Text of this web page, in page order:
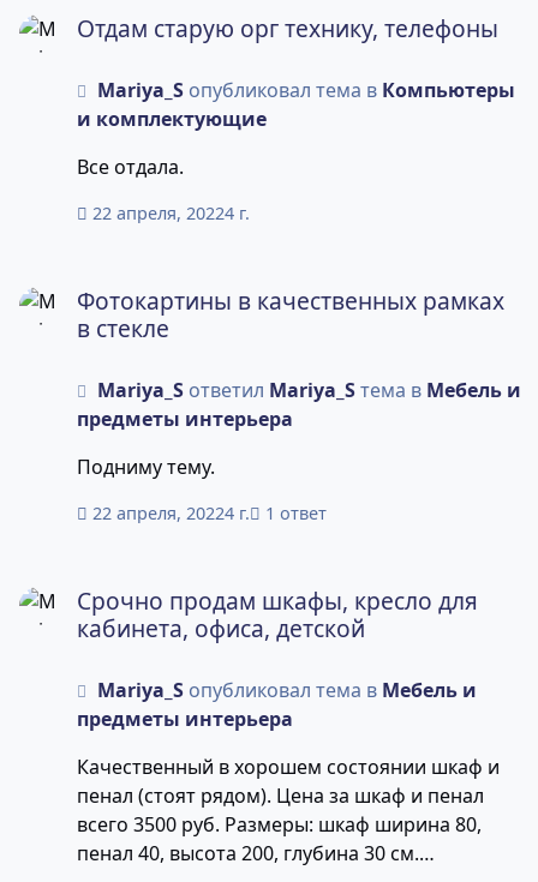
Отдам старую орг технику, телефоны
Mariya_S опубликовал тема в Компьютеры
и комплектующие
Все отдала.
22 апреля, 20224 г.
Фотокартины в качественных рамках
в стекле
Mariya_S ответил Mariya_Sтема в Мебель и
предметы интерьера
Подниму тему.
22 апреля, 20224 г. 1 ответ
Срочно продам шкафы, кресло для
кабинета, офиса, детской
Mariya_S опубликовал тема в Мебель и
предметы интерьера
Качественный в хорошем состоянии шкаф и
пенал (стоят рядом). Цена за шкаф и пенал
всего 3500 руб. Размеры: шкаф ширина 80,
пенал 40, высота 200, глубина 30 см.